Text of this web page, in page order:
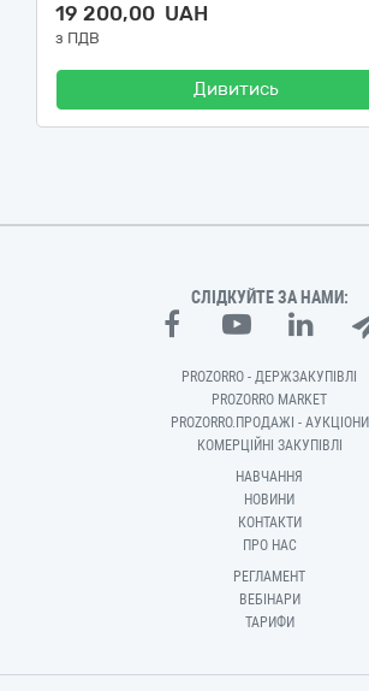
19 200,00 UAH
з ПДВ
Дивитись
СЛІДКУЙТЕ ЗА НАМИ:
PROZORRO - ДЕРЖЗАКУПІВЛІ
PROZORRO MARKET
PROZORRO.ПРОДАЖІ - АУКЦІОНИ
КОМЕРЦІЙНІ ЗАКУПІВЛІ
НАВЧАННЯ
НОВИНИ
КОНТАКТИ
ПРО НАС
РЕГЛАМЕНТ
ВЕБІНАРИ
ТАРИФИ